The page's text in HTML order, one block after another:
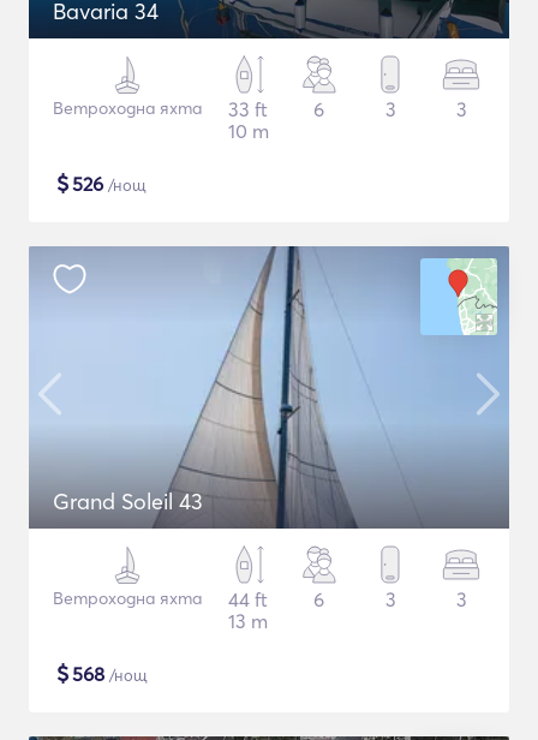
Bavaria 34
Ветроходна яхта
33 ft
10 m
6 3 3
$526 /нощ
Grand Soleil 43
Ветроходна яхта
44 ft
13 m
6 3 3
$568 /нощ